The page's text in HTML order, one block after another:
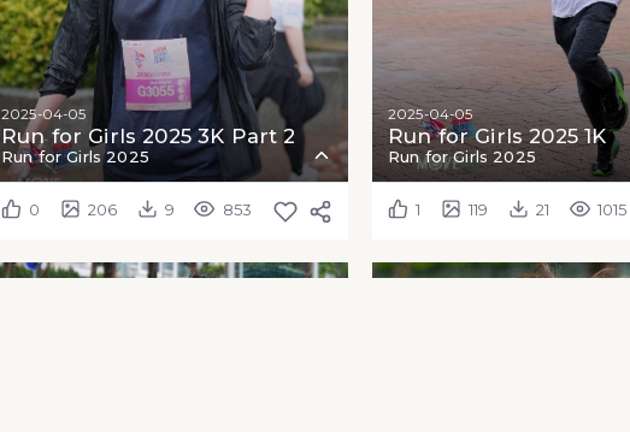
2025-04-05
Run for Girls 2025 3K Part 2
Run for Girls 2025
0 206 9 853
2025-04-05
Run for Girls 2025 1K
Run for Girls 2025
1 119 21 1015